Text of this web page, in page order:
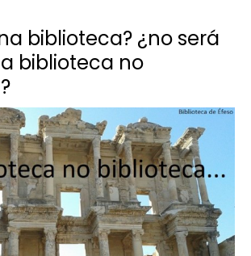
biblioteca? ¿no será
biblioteca no